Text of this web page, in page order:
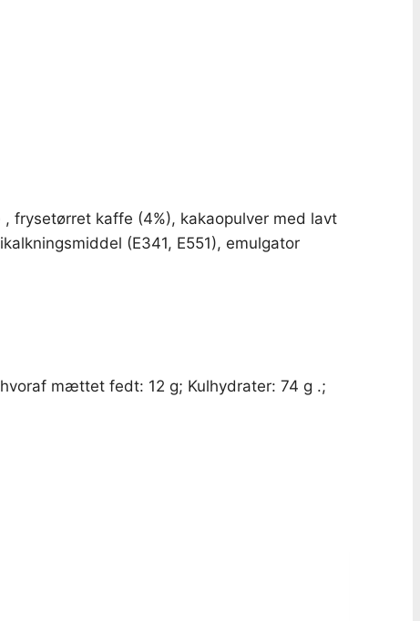
frysetørret kaffe (4%), kakaopulver med lavt
(E341, E551), emulgator
mættet fedt: 12 g; Kulhydrater: 74 g .;